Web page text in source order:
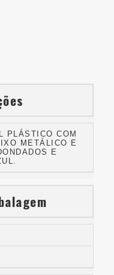
PLÁSTICO COM
METÁLICO E
E